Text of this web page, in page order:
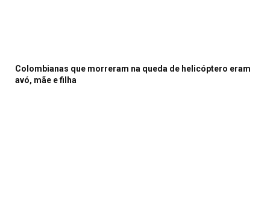
Colombianas que morreram na queda de helicóptero eram
avó, mãe e filha